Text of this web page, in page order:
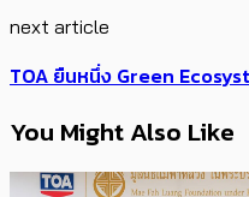
next article
TOA ยืนหนึ่ง Green
You Might Also Like